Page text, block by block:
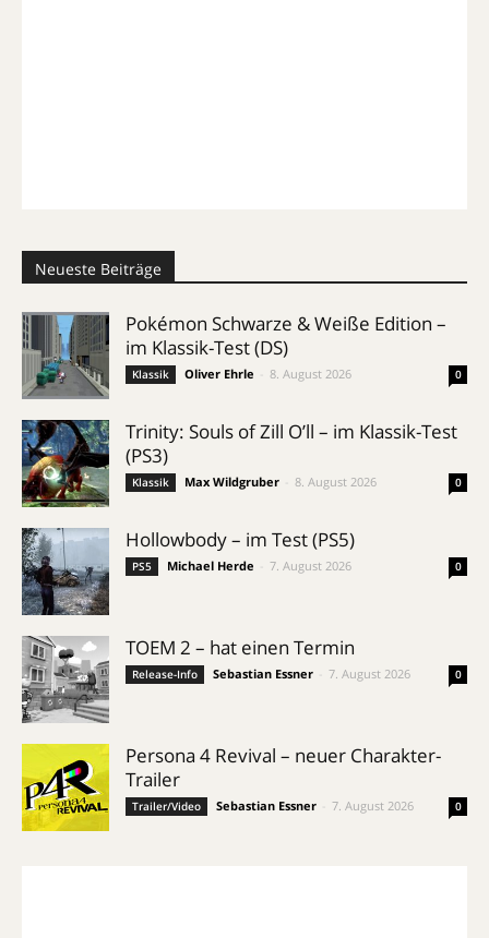
Neueste Beiträge
Pokémon Schwarze & Weiße Edition –
im Klassik-Test (DS)
Klassik Oliver Ehrle 8. August 2026 0
Trinity: Souls of Zill O’ll – im Klassik-Test
(PS3)
Klassik Max Wildgruber 8. August 2026 0
Hollowbody – im Test (PS5)
PS5 Michael Herde 7. August 2026 0
TOEM 2 – hat einen Termin
Release-Info Sebastian Essner 7. August 2026 0
Persona 4 Revival – neuer Charakter-
Trailer
Trailer/Video Sebastian Essner 7. August 2026 0